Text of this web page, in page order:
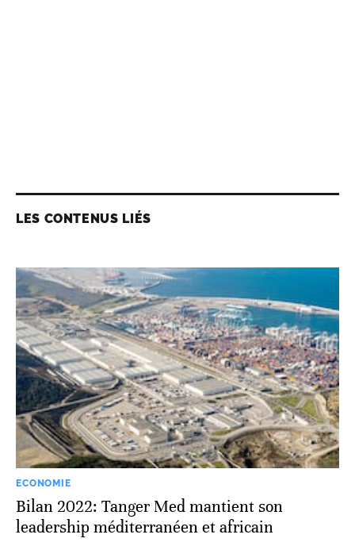
LES CONTENUS LIÉS
ECONOMIE
Bilan 2022: Tanger Med mantient son
leadership méditerranéen et africain